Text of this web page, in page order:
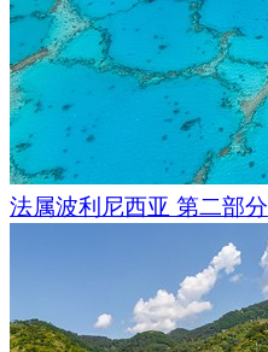
法属波利尼西亚 第二部分